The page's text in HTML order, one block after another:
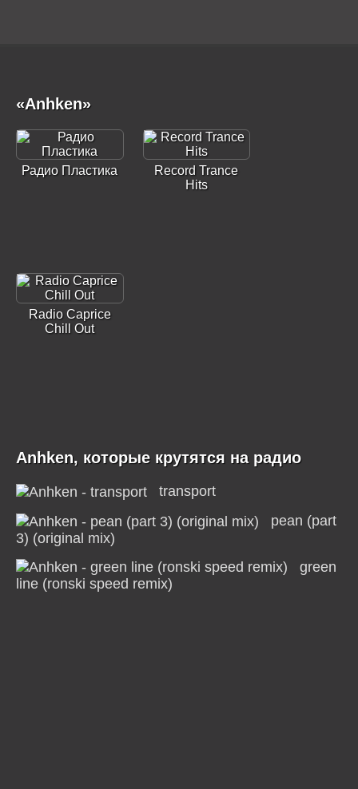
«Anhken»
Радио Пластика
Record Trance
Hits
Radio Caprice
Chill Out
Anhken, которые крутятся на радио
transport
pean (part
3) (original mix)
green
line (ronski speed remix)